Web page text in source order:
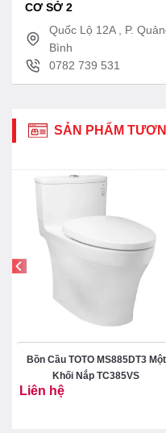
CƠ SỞ 2
Quốc Lộ 12A , P.
Bình
0782 739 531
SẢN PHẨM
Bồn Cầu TOTO MS885DT3 Một
Khối Nắp TC385VS
Liên hệ